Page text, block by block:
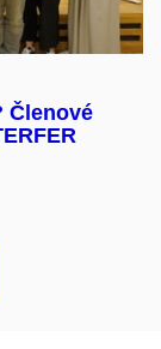
Členové